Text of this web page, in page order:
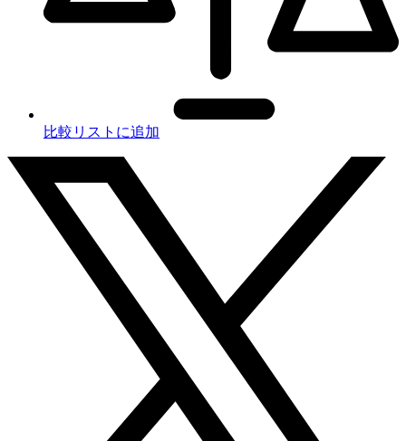
比較リストに追加